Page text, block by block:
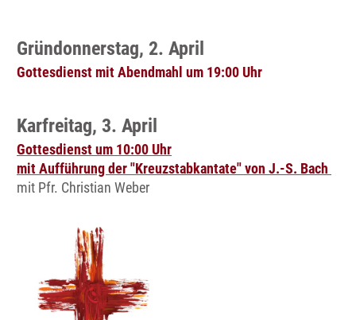
Gründonnerstag, 2. April
Gottesdienst mit Abendmahl um 19:00 Uhr
Karfreitag, 3. April
Gottesdienst um 10:00 Uhr
mit Aufführung der "Kreuzstabkantate" von J.-S. Bach
mit Pfr. Christian Weber